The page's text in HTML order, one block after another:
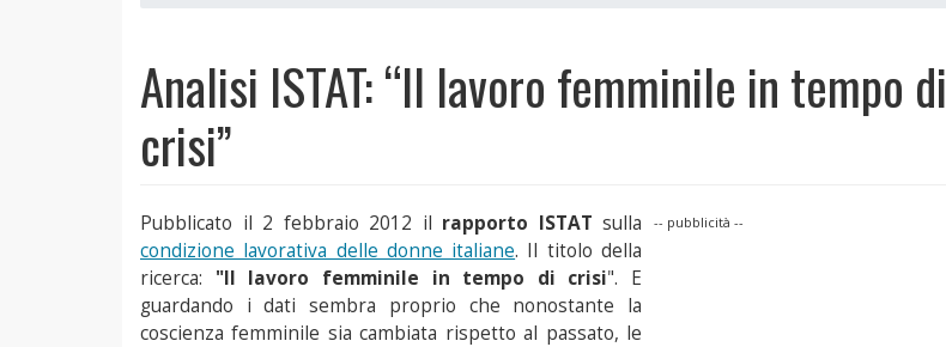
Analisi ISTAT: “Il lavoro femminile in tempo di
crisi”
-- pubblicità --
Pubblicato il 2 febbraio 2012 il rapporto ISTAT sulla
condizione lavorativa delle donne italiane. Il titolo della
ricerca: "Il lavoro femminile in tempo di crisi". E
guardando i dati sembra proprio che nonostante la
coscienza femminile sia cambiata rispetto al passato, le